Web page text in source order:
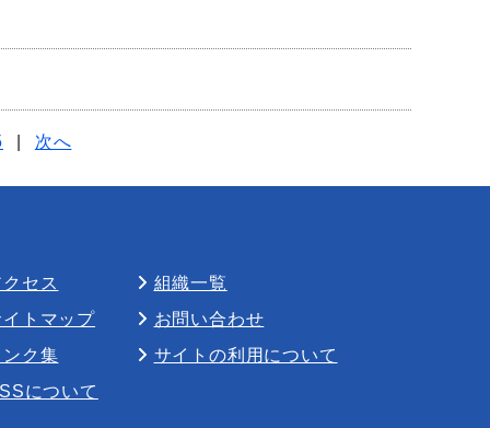
次へ
クセス
組織一覧
イトマップ
お問い合わせ
ンク集
サイトの利用について
について